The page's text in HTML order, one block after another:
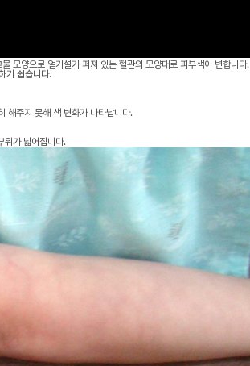
모양으로 얼기설기 퍼져 있는 혈관의 모양대로 피부색이 변합니다.
기 쉽습니다.
해주지 못해 색 변화가 나타납니다.
위가 넓어집니다.